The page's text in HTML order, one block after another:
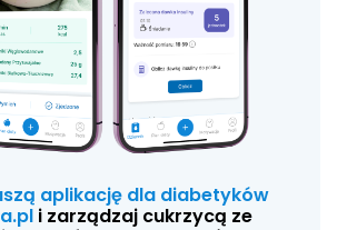
aplikację dla diabetyków
i zarządzaj cukrzycą ze